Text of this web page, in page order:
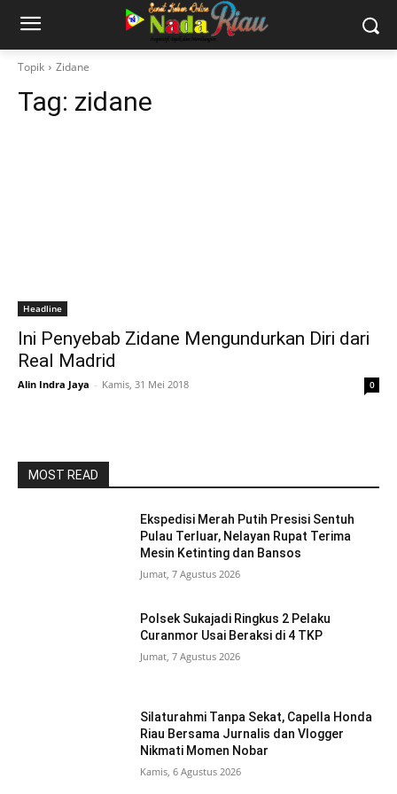
Topik Zidane
Tag: zidane
Headline
Ini Penyebab Zidane Mengundurkan Diri dari
Real Madrid
Alin Indra Jaya - Kamis, 31 Mei 2018 0
MOST READ
Ekspedisi Merah Putih Presisi Sentuh
Pulau Terluar, Nelayan Rupat Terima
Mesin Ketinting dan Bansos
Jumat, 7 Agustus 2026
Polsek Sukajadi Ringkus 2 Pelaku
Curanmor Usai Beraksi di 4 TKP
Jumat, 7 Agustus 2026
Silaturahmi Tanpa Sekat, Capella Honda
Riau Bersama Jurnalis dan Vlogger
Nikmati Momen Nobar
Kamis, 6 Agustus 2026